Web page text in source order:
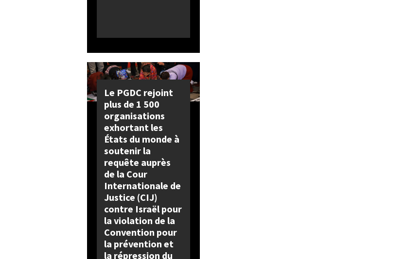
Le PGDC rejoint
plus de 1 500
organisations
exhortant les
États du monde à
soutenir la
requête auprès
de la Cour
Internationale de
Justice (CIJ)
contre Israël pour
la violation de la
Convention pour
la prévention et
la répression du